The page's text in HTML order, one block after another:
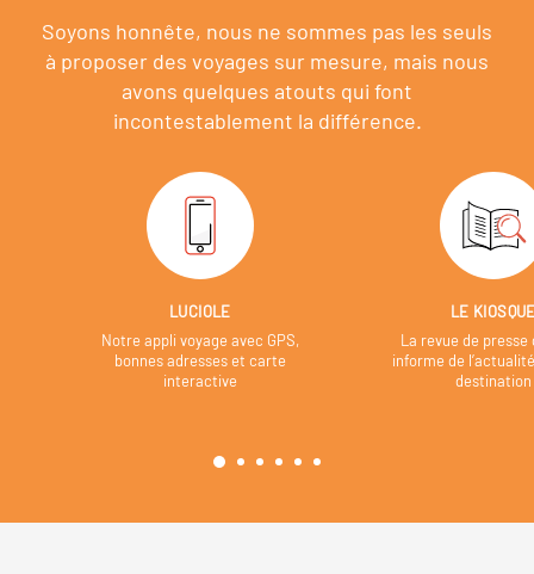
Soyons honnête, nous ne sommes pas les seuls
à proposer des voyages sur mesure, mais nous
avons quelques atouts qui font
incontestablement la différence.
LUCIOLE
Notre appli voyage avec GPS,
bonnes adresses et carte
interactive
LE
La revue de presse
informe de
destination